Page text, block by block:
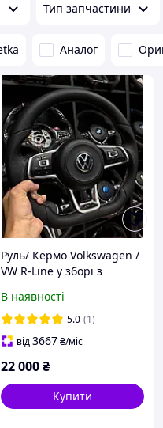
Тип запчастини
Аналог
Руль/ Кермо Volkswagen /
VW R-Line у зборі з
Volkswagen Р-лайн
В наявності
5.0 (1)
від3667₴/міс
22 000₴
Купити